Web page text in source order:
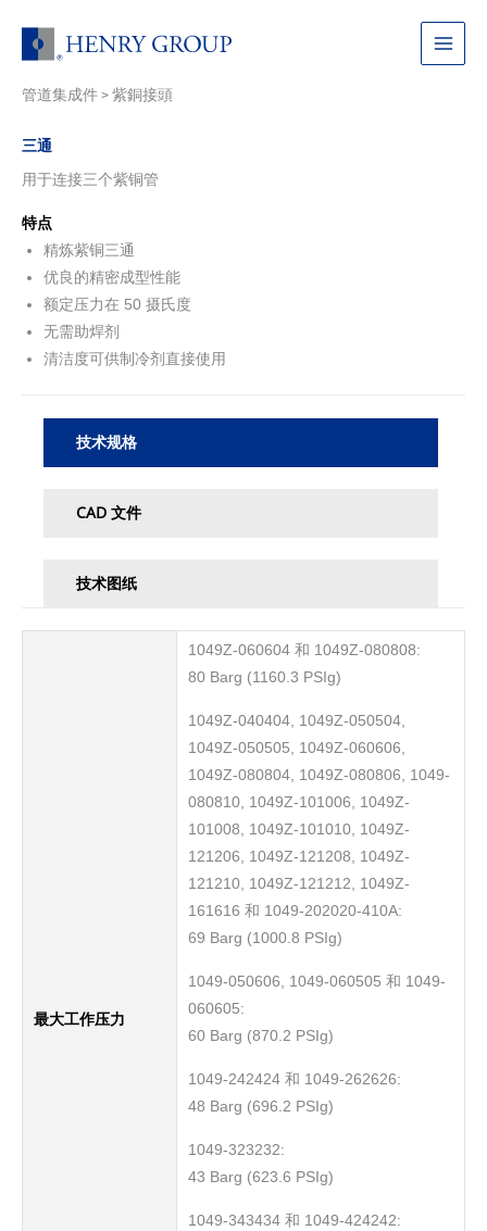
Main
管道集成件 > 紫銅接頭
三通
用于连接三个紫铜管
特点
精炼紫铜三通
优良的精密成型性能
额定压力在 50 摄氏度
无需助焊剂
清洁度可供制冷剂直接使用
技术规格
CAD 文件
技术图纸
最大工作压力
1049Z-060604 和 1049Z-080808:
80 Barg (1160.3 PSIg)
1049Z-040404, 1049Z-050504,
1049Z-050505, 1049Z-060606,
1049Z-080804, 1049Z-080806, 1049-
080810, 1049Z-101006, 1049Z-
101008, 1049Z-101010, 1049Z-
121206, 1049Z-121208, 1049Z-
121210, 1049Z-121212, 1049Z-
161616 和 1049-202020-410A:
69 Barg (1000.8 PSIg)
1049-050606, 1049-060505 和 1049-
060605:
60 Barg (870.2 PSIg)
1049-242424 和 1049-262626:
48 Barg (696.2 PSIg)
1049-323232:
43 Barg (623.6 PSIg)
1049-343434 和 1049-424242: